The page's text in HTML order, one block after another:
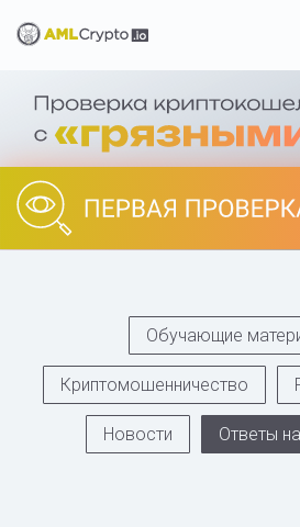
Обучающие
Криптомошенничество
Новости Ответы